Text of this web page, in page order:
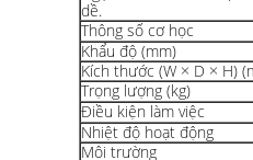
dề.
Thông số cơ học
Khẩu độ (mm)
Kích thước (W × D × H)
Trọng lượng (kg)
Điều kiện làm việc
Nhiệt độ hoạt động
Môi trường